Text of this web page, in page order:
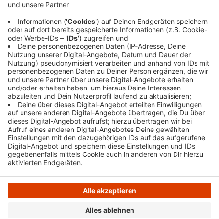
für eine Woche komplett gesperrt. Die bestehende
Hauptstraße, die Frankfurter-, Berliner- und die
Hattinger Straße.
Veröffentlicht: Freitag, 21.04.2023 05:53
Anzeige
Anzeige